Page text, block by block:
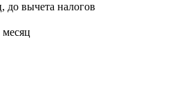
до вычета налогов